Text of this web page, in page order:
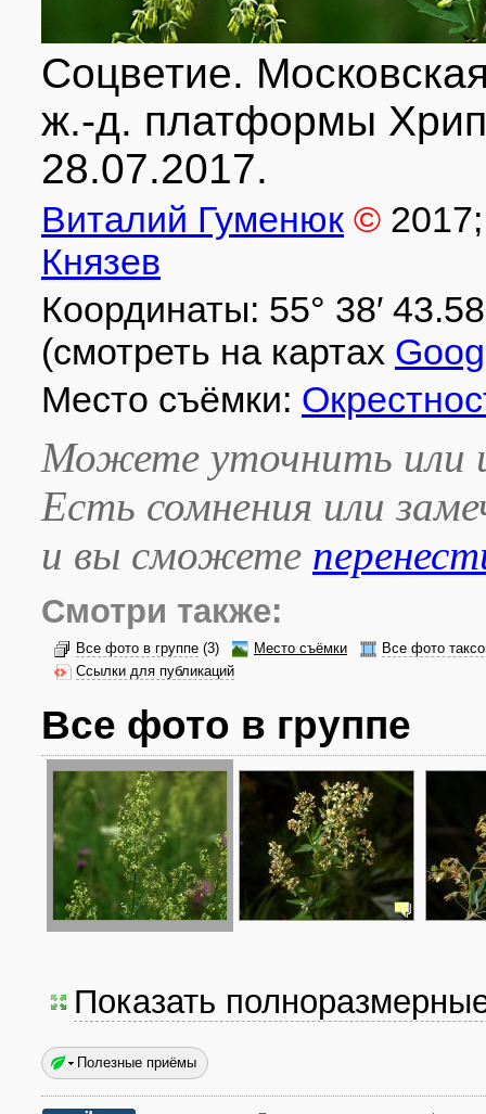
Соцветие.
ж.-д. платформы
28.07.2017.
Виталий Гуменюк © 2017
Князев
Координаты: 55° 38′
(смотреть на картах
Место съёмки:
Можете уточнить или
Есть сомнения или
и вы сможете
Смотри также:
Все фото в группе (3) Место съёмки
Все фото
Ссылки для публикаций
Все фото в группе
Показать
Полезные приёмы